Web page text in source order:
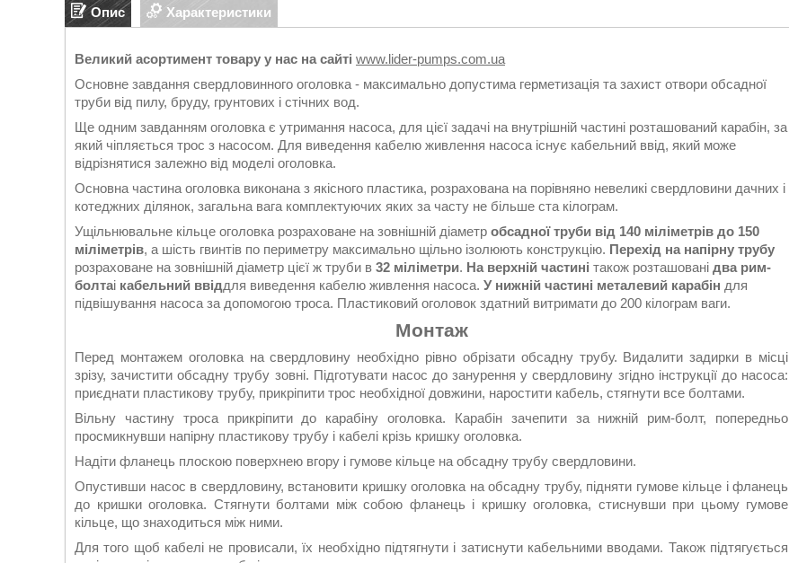
Опис Характеристики
Великий асортимент товару у нас на сайті www.lider-pumps.com.ua
Основне завдання свердловинного оголовка - максимально допустима герметизація та захист отвори обсадної
труби від пилу, бруду, грунтових і стічних вод.
Ще одним завданням оголовка є утримання насоса, для цієї задачі на внутрішній частині розташований карабін, за
який чіпляється трос з насосом. Для виведення кабелю живлення насоса існує кабельний ввід, який може
відрізнятися залежно від моделі оголовка.
Основна частина оголовка виконана з якісного пластика, розрахована на порівняно невеликі свердловини дачних і
котеджних ділянок, загальна вага комплектуючих яких за часту не більше ста кілограм.
Ущільнювальне кільце оголовка розраховане на зовнішній діаметр обсадної труби від 140 міліметрів до 150
міліметрів, а шість гвинтів по периметру максимально щільно ізолюють конструкцію. Перехід на напірну трубу
розраховане на зовнішній діаметр цієї ж труби в 32 міліметри. На верхній частині також розташовані два рим-
болтаі кабельний ввіддля виведення кабелю живлення насоса. У нижній частині металевий карабін для
підвішування насоса за допомогою троса. Пластиковий оголовок здатний витримати до 200 кілограм ваги.
Монтаж
Перед монтажем оголовка на свердловину необхідно рівно обрізати обсадну трубу. Видалити задирки в місці
зрізу, зачистити обсадну трубу зовні. Підготувати насос до занурення у свердловину згідно інструкції до насоса:
приєднати пластикову трубу, прикріпити трос необхідної довжини, наростити кабель, стягнути все болтами.
Вільну частину троса прикріпити до карабіну оголовка. Карабін зачепити за нижній рим-болт, попередньо
просмикнувши напірну пластикову трубу і кабелі крізь кришку оголовка.
Надіти фланець плоскою поверхнею вгору і гумове кільце на обсадну трубу свердловини.
Опустивши насос в свердловину, встановити кришку оголовка на обсадну трубу, підняти гумове кільце і фланець
до кришки оголовка. Стягнути болтами між собою фланець і кришку оголовка, стиснувши при цьому гумове
кільце, що знаходиться між ними.
Для того щоб кабелі не провисали, їх необхідно підтягнути і затиснути кабельними вводами. Також підтягується